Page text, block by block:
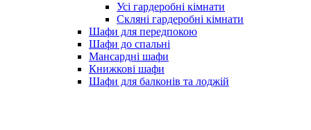
Усі гардеробні кімнати
Скляні гардеробні кімнати
Шафи для передпокою
Шафи до спальні
Мансардні шафи
Книжкові шафи
Шафи для балконів та лоджій